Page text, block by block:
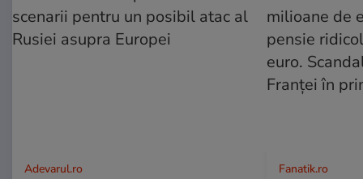
Adevarul.ro Fanatik.ro